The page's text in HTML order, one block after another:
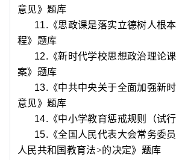
意见》题库
11. 《思政课是落实立德树人根
程》题库
12. 《新时代学校思想政治理论
案》题库
13. 《中共中央关于全面加强新
意见》题库
14. 《中小学教育惩戒规则（试
15. 《全国人民代表大会常务委
人民共和国教育法>的决定》题库